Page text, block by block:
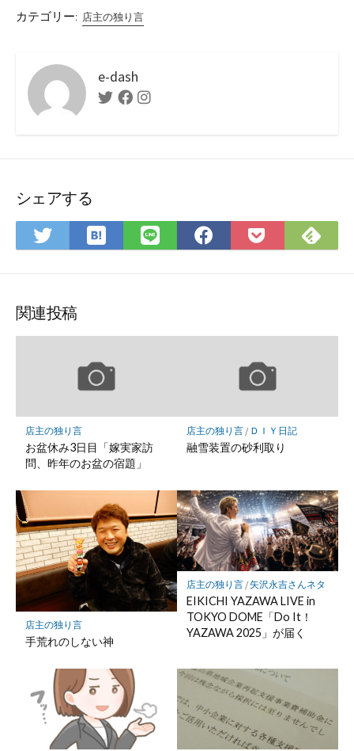
カテゴリー: 店主の独り言
e-dash
TwitterFacebookInstagram
シェアする
Twitter
で
ア
は
て
ク
ー
ク
保
存
LINE
で
Facebook
で
Pocket
に
で
関連投稿
店主の独り言
お盆休み3日目「嫁実家訪
問、昨年のお盆の宿題」
店主の独り言/ ＤＩＹ日記
融雪装置の砂利取り
店主の独り言
手荒れのしない神
店主の独り言/矢沢永吉さんネタ
EIKICHI YAZAWA LIVE in
TOKYO DOME「Do It！
YAZAWA 2025」が届く